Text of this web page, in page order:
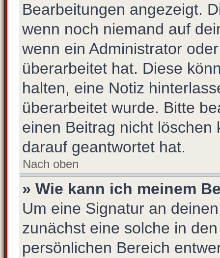
Bearbeitungen angezeigt.
wenn noch niemand auf
wenn ein Administrator
überarbeitet hat. Diese
halten, eine Notiz
überarbeitet wurde. Bitte
einen Beitrag nicht
darauf geantwortet hat.
Nach oben
» Wie kann ich meinem
Um eine Signatur an
zunächst eine solche in
persönlichen Bereich